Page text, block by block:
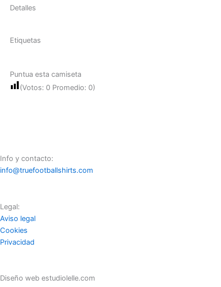
Detalles
Etiquetas
Puntua esta camiseta
(Votos: 0 Promedio: 0)
Info y contacto:
info@truefootballshirts.com
Legal:
Aviso legal
Cookies
Privacidad
Diseño web estudiolelle.com